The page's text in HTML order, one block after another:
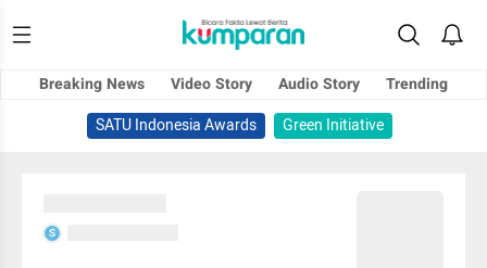
Breaking News Video Story Audio Story
Trending
SATU Indonesia Awards
Green Initiative
S